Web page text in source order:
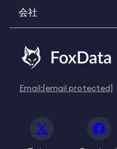
会社
Email:[email protected]